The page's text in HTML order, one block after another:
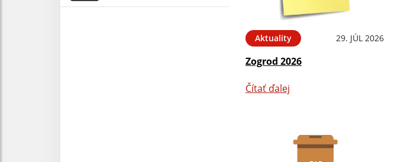
Aktuality 29. JÚL 2026
Zogrod 2026
Čítať ďalej